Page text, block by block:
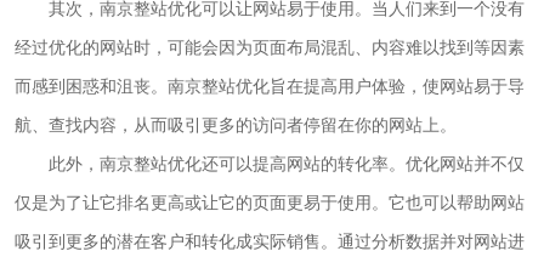
其次，南京整站优化可以让网站易于使用。当人们来到一个没有
经过优化的网站时，可能会因为页面布局混乱、内容难以找到等因素
而感到困惑和沮丧。南京整站优化旨在提高用户体验，使网站易于导
航、查找内容，从而吸引更多的访问者停留在你的网站上。
此外，南京整站优化还可以提高网站的转化率。优化网站并不仅
仅是为了让它排名更高或让它的页面更易于使用。它也可以帮助网站
吸引到更多的潜在客户和转化成实际销售。通过分析数据并对网站进